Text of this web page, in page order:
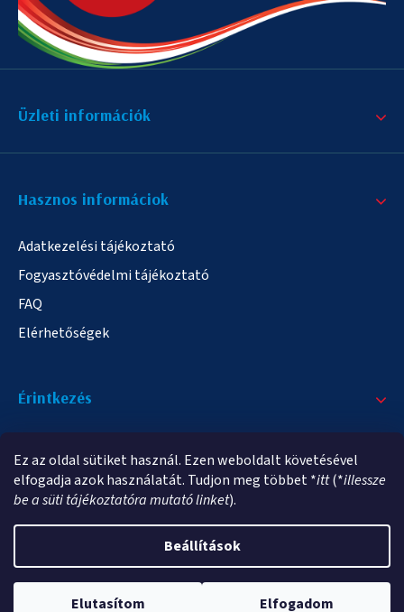
Ez az oldal sütiket használ. Ezen weboldalt követésével
elfogadja azok használatát. Tudjon meg többet *itt(*illessze
be a süti tájékoztatóra mutató linket).
Beállítások
Elutasítom Elfogadom
Üzleti információk
Hasznos informáciok
Adatkezelési tájékoztató
Fogyasztóvédelmi tájékoztató
FAQ
Elérhetőségek
Érintkezés
info@elampa.hu
elampa.hu. Minden jog fenntartva.